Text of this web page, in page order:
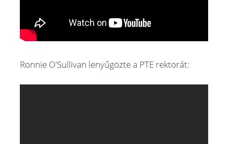
Ronnie O'Sullivan lenyűgözte a PTE rektorát: